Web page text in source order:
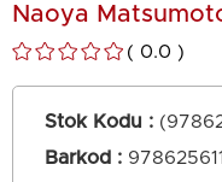
Naoya
0.0
Stok Kodu
Barkod :